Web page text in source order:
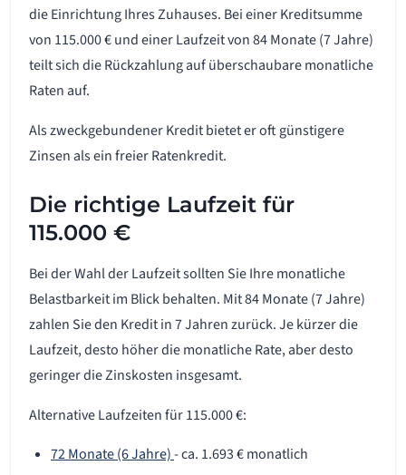
die Einrichtung Ihres Zuhauses. Bei einer Kreditsumme
von 115.000 € und einer Laufzeit von 84 Monate (7 Jahre)
teilt sich die Rückzahlung auf überschaubare monatliche
Raten auf.
Als zweckgebundener Kredit bietet er oft günstigere
Zinsen als ein freier Ratenkredit.
Die richtige Laufzeit für
115.000 €
Bei der Wahl der Laufzeit sollten Sie Ihre monatliche
Belastbarkeit im Blick behalten. Mit 84 Monate (7 Jahre)
zahlen Sie den Kredit in 7 Jahren zurück. Je kürzer die
Laufzeit, desto höher die monatliche Rate, aber desto
geringer die Zinskosten insgesamt.
Alternative Laufzeiten für 115.000 €:
72 Monate (6 Jahre)- ca. 1.693 € monatlich